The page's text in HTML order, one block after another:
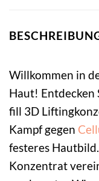
Willkommen in
Haut! Entdecken
fill 3D
Kampf gegen
festeres
Konzentrat